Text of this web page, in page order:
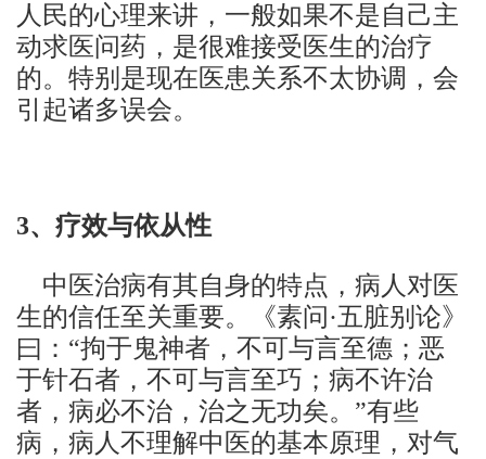
人民的心理来讲，一般如果不是自己主
动求医问药，是很难接受医生的治疗
的。特别是现在医患关系不太协调，会
引起诸多误会。
3、疗效与依从性
中医治病有其自身的特点，病人对医
生的信任至关重要。《素问·五脏别论》
曰：“拘于鬼神者，不可与言至德；恶
于针石者，不可与言至巧；病不许治
者，病必不治，治之无功矣。”有些
病，病人不理解中医的基本原理，对气